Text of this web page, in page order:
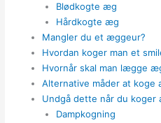
Blødkogte æg
Hårdkogte æg
Mangler du et æggeur?
Hvordan koger man et
Hvornår skal man lægge
Alternative måder at koge
Undgå dette når du koger
Dampkogning